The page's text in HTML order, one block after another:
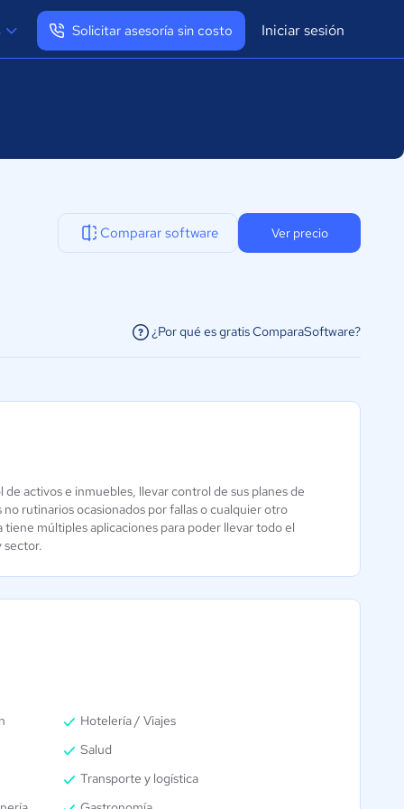
Solicitar asesoría sin costo Iniciar sesión
Comparar software Ver precio
¿Por qué es gratis ComparaSoftware?
eMaint CMMS
4.1 / 5
eMaint CMMS
4.1 / 5
activos e inmuebles, llevar control de sus planes de
rutinarios ocasionados por fallas o cualquier otro
múltiples aplicaciones para poder llevar todo el
sector.
Hotelería / Viajes
Salud
Transporte y logística